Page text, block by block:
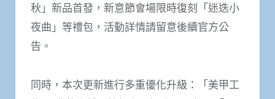
秋」新品首發，新意節會場限時復刻「迷迭小
夜曲」等禮包，活動詳情請留意後續官方公
告。
同時，本次更新進行多重優化升級：「美甲工